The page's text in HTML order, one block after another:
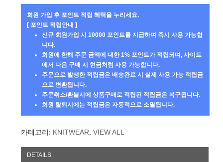
회원 가입 후 포인트 적립 혜택을 누리세요.
[ 포인트 적립안내 ]
신규 회원가입 시 10000 포인트를 지급하며 즉시 사용 가능합
니다.
회원에 한해 주문 금액에 대한 1% 포인트가 적립되며, 사이트
에서 다음 구매 시 현금처럼 사용 가능합니다.
주문으로 발생한 적립금은 배송완료 시 실제 사용 가능 적립금
으로 변환됩니다.
주문취소/환불시에 상품구매로 적립된 적립금은 복구됩니다.
회원 탈퇴시에는 적립금은 자동적으로 소멸됩니다.
카테고리: KNITWEAR VIEW ALL
DETAILS